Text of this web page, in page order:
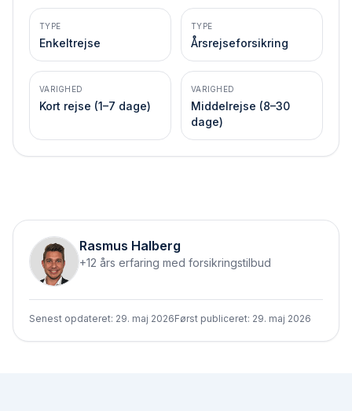
TYPE
Enkeltrejse
TYPE
Årsrejseforsikring
VARIGHED
Kort rejse (1–7 dage)
VARIGHED
Middelrejse (8–30
dage)
Rasmus Halberg
+12 års erfaring med forsikringstilbud
Senest opdateret: 29. maj 2026Først publiceret: 29. maj 2026